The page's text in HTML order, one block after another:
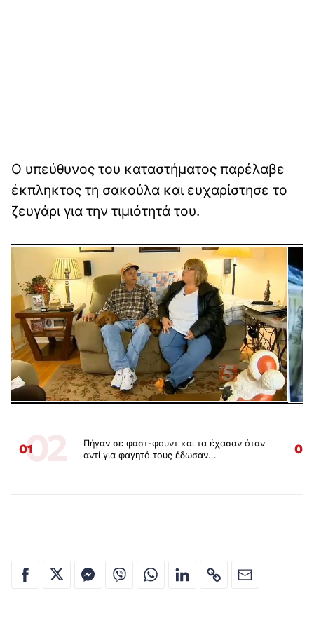
Ο υπεύθυνος του καταστήματος παρέλαβε
έκπληκτος τη σακούλα και ευχαρίστησε το
ζευγάρι για την τιμιότητά του.
0102
Πήγαν σε φαστ-φουντ και τα έχασαν όταν
αντί για φαγητό τους έδωσαν...
02